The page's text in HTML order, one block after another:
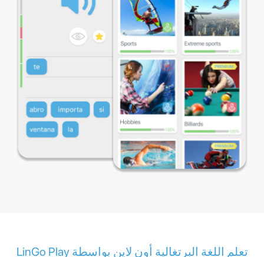
تعلم اللغة البرتغالية أون لاين بواسطة LinGo Play